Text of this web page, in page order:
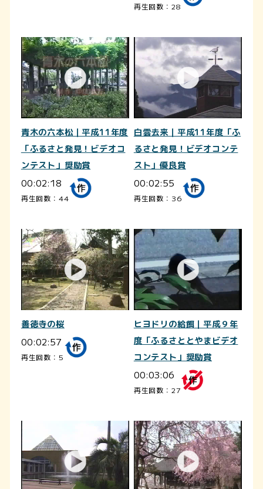
再生回数：28
青木の六本松｜平成11年度
「ふるさと発見！ビデオコ
ンテスト」奨励賞
00:02:18
再生回数：44
白雲去来｜平成11年度「ふ
るさと発見！ビデオコンテ
スト」優良賞
00:02:55
再生回数：36
善徳寺の桜
00:02:57
再生回数：5
ヒヨドリの給餌｜平成９年
度「ふるさととやまビデオ
コンテスト」奨励賞
00:03:06
再生回数：27